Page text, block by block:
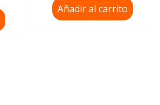
Añadir al carrito